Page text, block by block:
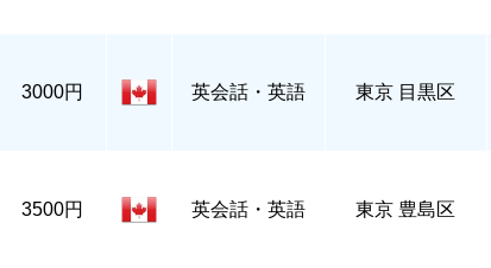
3000円 英会話・英語 東京 目黒区
3500円 英会話・英語 東京 豊島区